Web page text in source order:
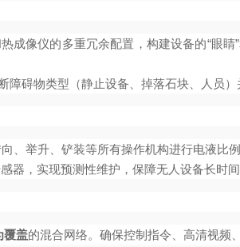
成像仪的多重冗余配置，构建设备的“眼睛
碍物类型（静止设备、掉落石块、人员
、举升、铲装等所有操作机构进行电液比
器，实现预测性维护，保障无人设备长时间
覆盖的混合网络。确保控制指令、高清视频